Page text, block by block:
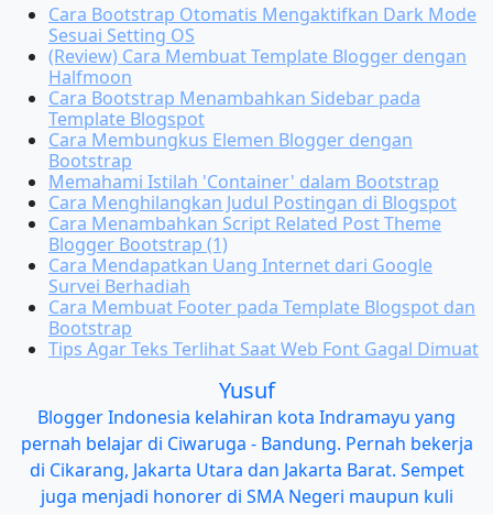
Cara Bootstrap Otomatis Mengaktifkan Dark Mode
Sesuai Setting OS
(Review) Cara Membuat Template Blogger dengan
Halfmoon
Cara Bootstrap Menambahkan Sidebar pada
Template Blogspot
Cara Membungkus Elemen Blogger dengan
Bootstrap
Memahami Istilah 'Container' dalam Bootstrap
Cara Menghilangkan Judul Postingan di Blogspot
Cara Menambahkan Script Related Post Theme
Blogger Bootstrap (1)
Cara Mendapatkan Uang Internet dari Google
Survei Berhadiah
Cara Membuat Footer pada Template Blogspot dan
Bootstrap
Tips Agar Teks Terlihat Saat Web Font Gagal Dimuat
Yusuf
Blogger Indonesia kelahiran kota Indramayu yang
pernah belajar di Ciwaruga - Bandung. Pernah bekerja
di Cikarang, Jakarta Utara dan Jakarta Barat. Sempet
juga menjadi honorer di SMA Negeri maupun kuli